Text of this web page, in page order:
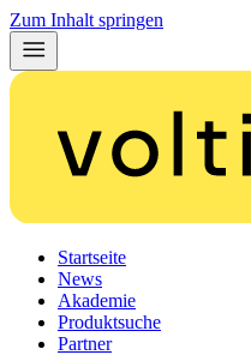
Zum Inhalt springen
Startseite
News
Akademie
Produktsuche
Partner